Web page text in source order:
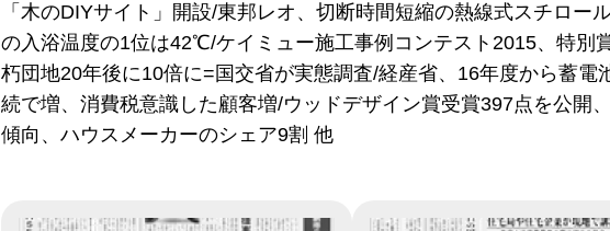
「木のDIYサイト」開設/東邦レオ、切断時間短縮の熱線式スチロ
の入浴温度の1位は42℃/ケイミュー施工事例コンテスト2015、特別
朽団地20年後に10倍に=国交省が実態調査/経産省、16年度から蓄
続で増、消費税意識した顧客増/ウッドデザイン賞受賞397点を公開
傾向、ハウスメーカーのシェア9割 他